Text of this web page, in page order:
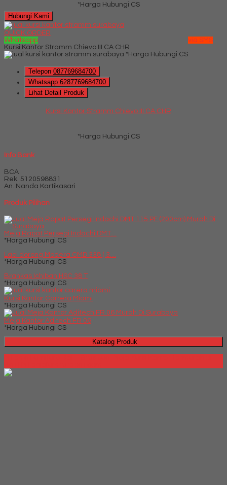
*Harga Hubungi CS
Hubungi Kami
QUICK ORDER
Whatsapp
via SMS
Kursi Kantor Stramm Chievo III CA CHR
*Harga Hubungi CS
Telepon 087769684700
Whatsapp 6287769684700
Lihat Detail Produk
Kursi Kantor Stramm Chievo III CA CHR
*Harga Hubungi CS
Info Bank
BCA
Rek. 5120598831
An. Nanda Kartikasari
Produk Pilihan
Meja Rapat Persegi Indachi DMT....
*Harga Hubungi CS
Laci dorong Modera CMD 338 ( 3....
*Harga Hubungi CS
Brankas Ichiban HSC 38 T
*Harga Hubungi CS
Kursi Kantor Carrera Miami
*Harga Hubungi CS
Meja Kantor Aditech FR 06
*Harga Hubungi CS
Katalog Produk